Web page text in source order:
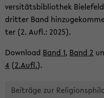
ver­si­täts­bi­blio­thek
drit­ter Band
ter (2. Aufl.: 2025).
Down­load Band 1, Band 2
4 (2.Aufl.).
Bei­trä­ge zur